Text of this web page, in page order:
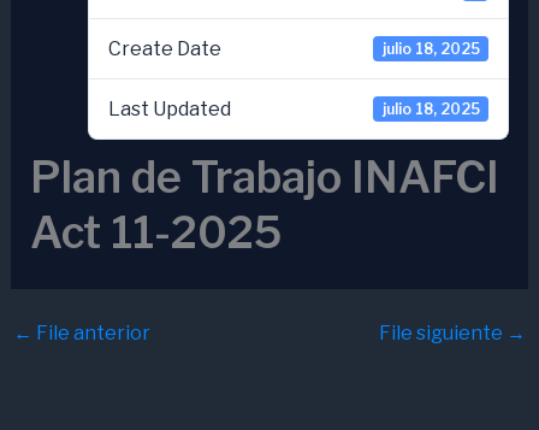
Create Date julio 18, 2025
Last Updated julio 18, 2025
Plan de Trabajo INAFCI
Act 11-2025
← File anterior File siguiente →